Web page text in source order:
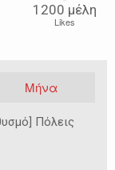
1200 μέλη
Likes
Μήνα
Πόλεις